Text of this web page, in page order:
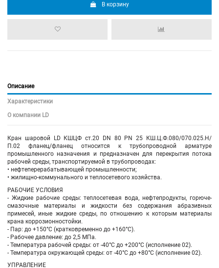
В корзину
Описание
Характеристики
О компании LD
Кран шаровой LD КШЦФ ст.20 DN 80 PN 25 КШ.Ц.Ф.080/070.025.Н/
П.02 фланец/фланец относится к трубопроводной арматуре
промышленного назначения и предназначен для перекрытия потока
рабочей среды, транспортируемой в трубопроводах:
• нефтеперерабатывающей промышленности;
• жилищно-коммунального и теплосетевого хозяйства.
РАБОЧИЕ УСЛОВИЯ
- Жидкие рабочие среды: теплосетевая вода, нефтепродукты, горюче-
смазочные материалы и жидкости без содержания абразивных
примесей, иные жидкие среды, по отношению к которым материалы
крана коррозионностойки.
- Пар: до +150°C (кратковременно до +160°C).
- Рабочее давление: до 2,5 МПа.
- Температура рабочей среды: от -40°C до +200°C (исполнение 02).
- Температура окружающей среды: от -40°C до +80°C (исполнение 02).
УПРАВЛЕНИЕ